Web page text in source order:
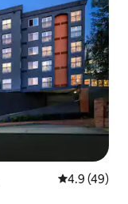
レビュー49
4.9 (49)